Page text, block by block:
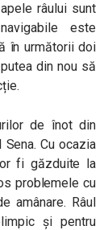
râului sunt
este
în următorii doi
din nou să
de înot din
Cu ocazia
fi găzduite la
problemele cu
amânare. Râul
și pentru